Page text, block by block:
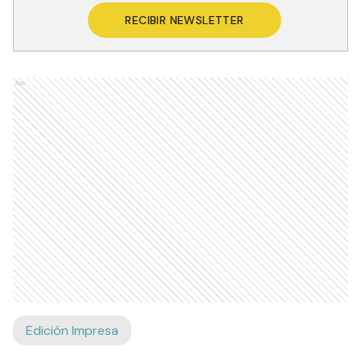
RECIBIR NEWSLETTER
Ads
Edición Impresa